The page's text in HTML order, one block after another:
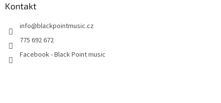
Kontakt
info@blackpointmusic.cz
775 692 672
Facebook - Black Point music